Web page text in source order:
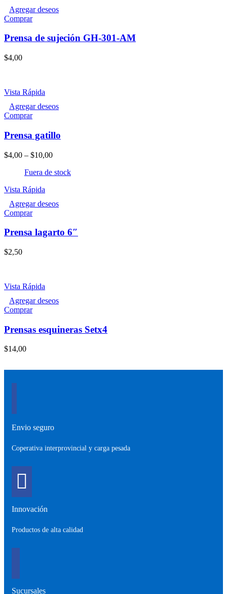
Agregar deseos
Comprar
Prensa de sujeción GH-301-AM
$4,00
Vista Rápida
Agregar deseos
ComprarEste
tiene
múltiples
variantes.
Las
opciones
se
pueden
en
la
de
Prensa gatillo
$4,00 – $10,00
Fuera de stock
Vista Rápida
Agregar deseos
Comprar
Prensa lagarto 6″
$2,50
Vista Rápida
Agregar deseos
Comprar
Prensas esquineras Setx4
$14,00
Envio seguro
Coperativa interprovincial y carga pesada
Innovación
Productos de alta calidad
Sucursales